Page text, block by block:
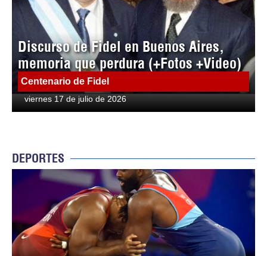
Discurso de Fidel en Buenos Aires,
memoria que perdura (+Fotos +Video)
Centenario de Fidel
viernes 17 de julio de 2026
DEPORTES